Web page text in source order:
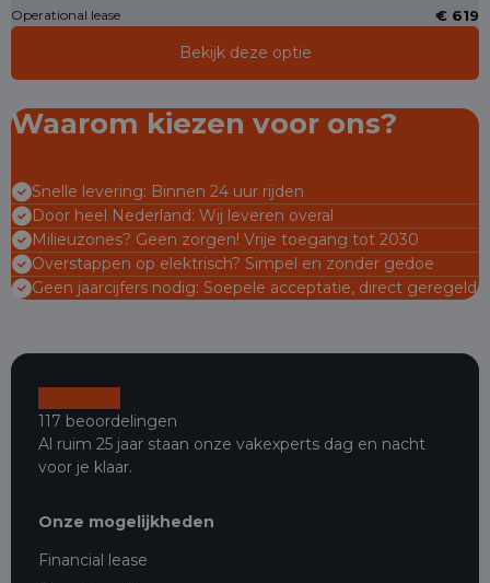
Operational lease € 619
Bekijk deze optie
Waarom kiezen voor ons?
Snelle levering: Binnen 24 uur rijden
Door heel Nederland: Wij leveren overal
Milieuzones? Geen zorgen! Vrije toegang tot 2030
Overstappen op elektrisch? Simpel en zonder gedoe
Geen jaarcijfers nodig: Soepele acceptatie, direct geregeld
117 beoordelingen
Al ruim 25 jaar staan onze vakexperts dag en nacht
voor je klaar.
Onze mogelijkheden
Financial lease